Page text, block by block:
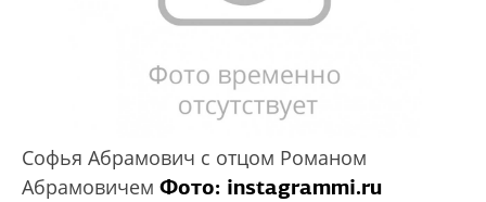
Софья Абрамович с отцом Романом
Абрамовичем Фото: instagrammi.ru